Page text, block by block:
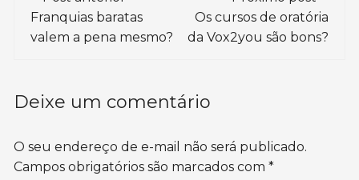
de
Franquias baratas
valem a pena mesmo?
Os cursos de oratória
da Vox2you são bons?
Deixe um comentário
O seu endereço de e-mail não será publicado.
Campos obrigatórios são marcados com*